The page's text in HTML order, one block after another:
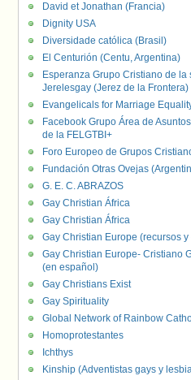
David et Jonathan (Francia)
Dignity USA
Diversidade católica (Brasil)
El Centurión (Centu, Argentina)
Esperanza Grupo Cristiano de la
Jerelesgay (Jerez de la Frontera)
Evangelicals for Marriage
Facebook Grupo Área de
de la FELGTBI+
Foro Europeo de Grupos
Fundación Otras Ovejas
G. E. C. ABRAZOS
Gay Christian África
Gay Christian África
Gay Christian Europe (recursos
Gay Christian Europe- Cristiano
(en español)
Gay Christians Exist
Gay Spirituality
Global Network of Rainbow
Homoprotestantes
Ichthys
Kinship (Adventistas gays y